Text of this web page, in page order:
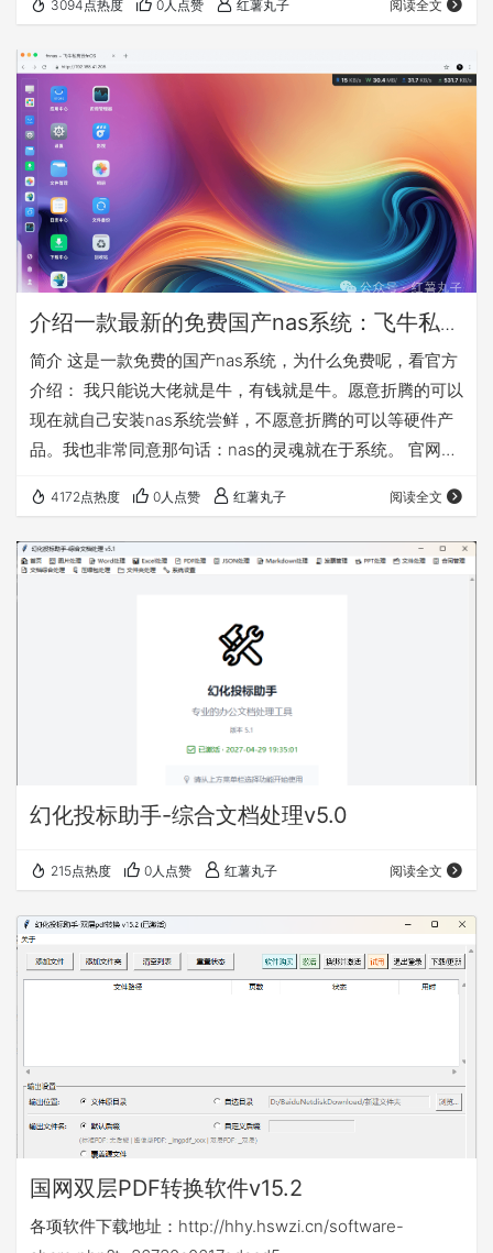
docker拉取不了 配置使用镜像源 不定期更新的docker镜像
异地访问的4种方案，哪个适合我 飞牛nas的4种远程访问
方…
3094点热度 0人点赞 红薯丸子 阅读全文
介绍一款最新的免费国产nas系统：飞牛私有
云fnOS
简介 这是一款免费的国产nas系统，为什么免费呢，看官方
介绍： 我只能说大佬就是牛，有钱就是牛。愿意折腾的可以
现在就自己安装nas系统尝鲜，不愿意折腾的可以等硬件产
品。我也非常同意那句话：nas的灵魂就在于系统。 官网：
https://help.fnnas.com/articles/fnosV1/start/install-
os.md 先对这款nas系统做个简单介绍，因为公测版本是
0.8.11，所以是会慢慢完善的，需要使用的必须备份好自己
4172点热度 0人点赞 红薯丸子 阅读全文
幻化投标助手-综合文档处理v5.0
215点热度 0人点赞 红薯丸子 阅读全文
国网双层PDF转换软件v15.2
各项软件下载地址：http://hhy.hswzi.cn/software-